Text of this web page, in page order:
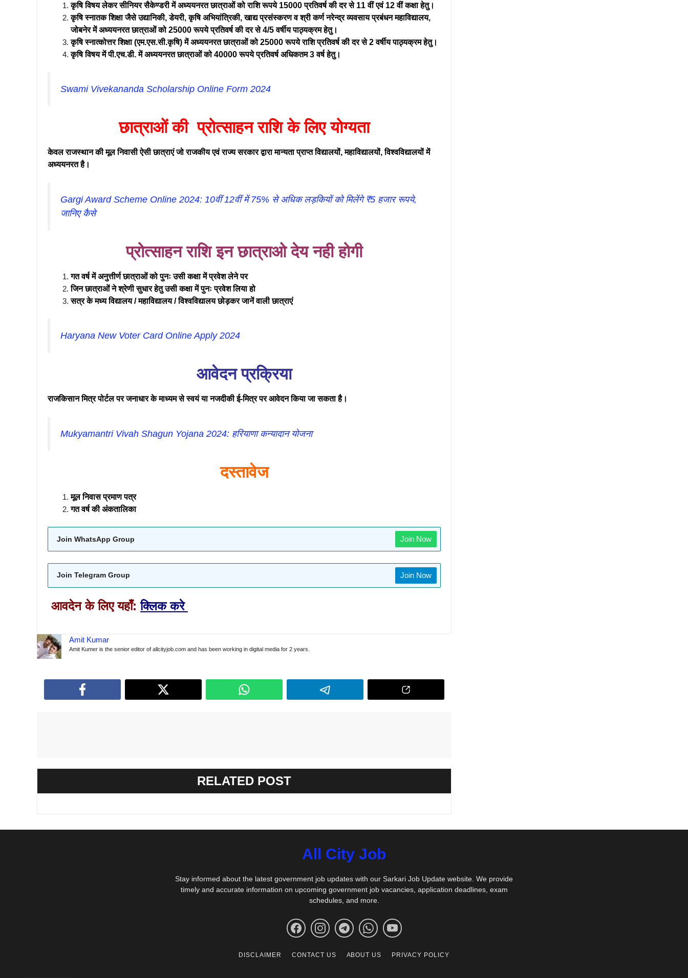
कृषि विषय लेकर सीनियर सैकेण्डरी में अध्ययनरत छात्राओं को राशि रूपये 15000 प्रतिवर्ष की दर से 11 वीं एवं 12 वीं कक्षा हेतु।
कृषि स्नातक शिक्षा जैसे उद्यानिकी, डेयरी, कृषि अभियांत्रिकी, खाद्य प्रसंस्करण व श्री कर्ण नरेन्द्र व्यवसाय प्रबंधन महाविद्यालय,
जोबनेर में अध्ययनरत छात्राओं को 25000 रूपये प्रतिवर्ष की दर से 4/5 वर्षीय पाठ्यक्रम हेतु।
कृषि स्नात्कोत्तर शिक्षा (एम.एस.सी.कृषि) में अध्ययनरत छात्राओं को 25000 रूपये राशि प्रतिवर्ष की दर से 2 वर्षीय पाठ्यक्रम हेतु।
कृषि विषय में पी.एच.डी. में अध्ययनरत छात्राओं को 40000 रूपये प्रतिवर्ष अधिकतम 3 वर्ष हेतु।
Swami Vivekananda Scholarship Online Form 2024
छात्राओं की प्रोत्साहन राशि के लिए योग्यता
केवल राजस्थान की मूल निवासी ऐसी छात्राएं जो राजकीय एवं राज्य सरकार द्वारा मान्यता प्राप्त विद्यालयों, महाविद्यालयों, विश्वविद्यालयों में
अध्ययनरत है।
Gargi Award Scheme Online 2024: 10वीं 12वीं में 75% से अधिक लड़कियों को मिलेंगे ₹5 हजार रूपये,
जानिए कैसे
प्रोत्साहन राशि इन छात्राओ देय नही होगी
गत वर्ष में अनुत्तीर्ण छात्राओं को पुनः उसी कक्षा में प्रवेश लेने पर
जिन छात्राओं ने श्रेणी सुधार हेतु उसी कक्षा में पुनः प्रवेश लिया हो
सत्र के मध्य विद्यालय / महाविद्यालय / विश्वविद्यालय छोड़कर जानें वाली छात्राएं
Haryana New Voter Card Online Apply 2024
आवेदन प्रक्रिया
राजकिसान मित्र पोर्टल पर जनाधार के माध्यम से स्वयं या नजदीकी ई-मित्र पर आवेदन किया जा सकता है।
Mukyamantri Vivah Shagun Yojana 2024: हरियाणा कन्यादान योजना
दस्तावेज
मूल निवास प्रमाण पत्र
गत वर्ष की अंकतालिका
Join WhatsApp Group Join Now
Join Telegram Group Join Now
आवदेन के लिए यहाँ: क्लिक करे
Amit Kumar
Amit Kumer is the senior editor of allcityjob.com and has been working in digital media for 2 years.
RELATED POST
All City Job
Stay informed about the latest government job updates with our Sarkari Job Update website. We provide
timely and accurate information on upcoming government job vacancies, application deadlines, exam
schedules, and more.
DISCLAIMER CONTACT US ABOUT US PRIVACY POLICY